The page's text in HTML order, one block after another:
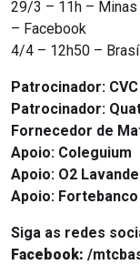
29/3 – 11h – Minas
– Facebook
4/4 – 12h50 –
Patrocinador: CVC
Patrocinador:
Fornecedor de
Apoio: Coleguium
Apoio: O2
Apoio: Fortebanco
Siga as redes
Facebook: /